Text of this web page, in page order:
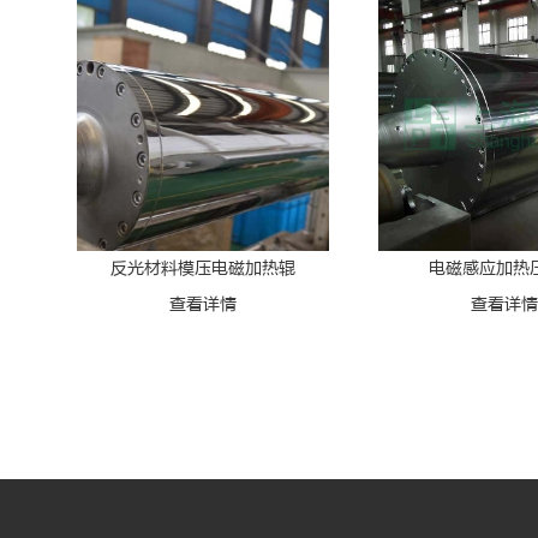
反光材料模压电磁加热辊
查看详情
电磁感应加热
查看详情